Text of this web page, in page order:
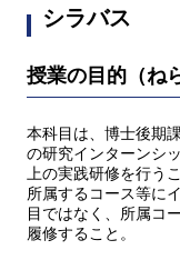
シラバス
授業の目的（ね
本科目は、博士後期
の研究インターンシ
上の実践研修を行う
所属するコース等に
目ではなく、所属コ
履修すること。